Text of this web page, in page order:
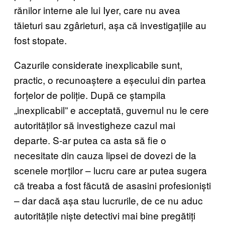
rănilor interne ale lui Iyer, care nu avea
tăieturi sau zgârieturi, așa că investigațiile au
fost stopate.
Cazurile considerate inexplicabile sunt,
practic, o recunoaștere a eșecului din partea
forțelor de poliție. După ce ștampila
„inexplicabil” e acceptată, guvernul nu le cere
autorităților să investigheze cazul mai
departe. S-ar putea ca asta să fie o
necesitate din cauza lipsei de dovezi de la
scenele morților – lucru care ar putea sugera
că treaba a fost făcută de asasini profesioniști
– dar dacă așa stau lucrurile, de ce nu aduc
autoritățile niște detectivi mai bine pregătiți